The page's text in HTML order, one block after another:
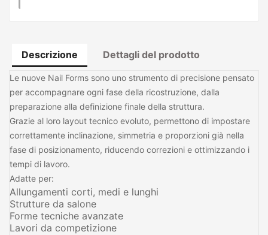
Descrizione Dettagli del prodotto
Le nuove Nail Forms sono uno strumento di precisione pensato
per accompagnare ogni fase della ricostruzione, dalla
preparazione alla definizione finale della struttura.
Grazie al loro layout tecnico evoluto, permettono di impostare
correttamente inclinazione, simmetria e proporzioni già nella
fase di posizionamento, riducendo correzioni e ottimizzando i
tempi di lavoro.
Adatte per:
Allungamenti corti, medi e lunghi
Strutture da salone
Forme tecniche avanzate
Lavori da competizione